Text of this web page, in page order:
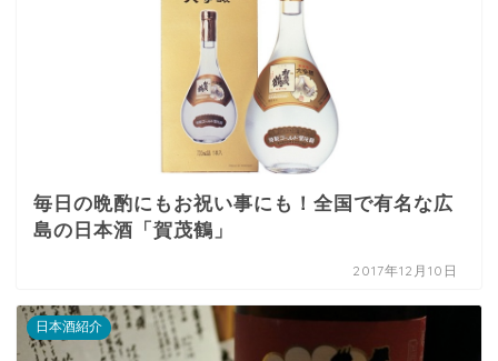
毎日の晩酌にもお祝い事にも！全国で有名な広
島の日本酒「賀茂鶴」
2017年12月10日
日本酒紹介